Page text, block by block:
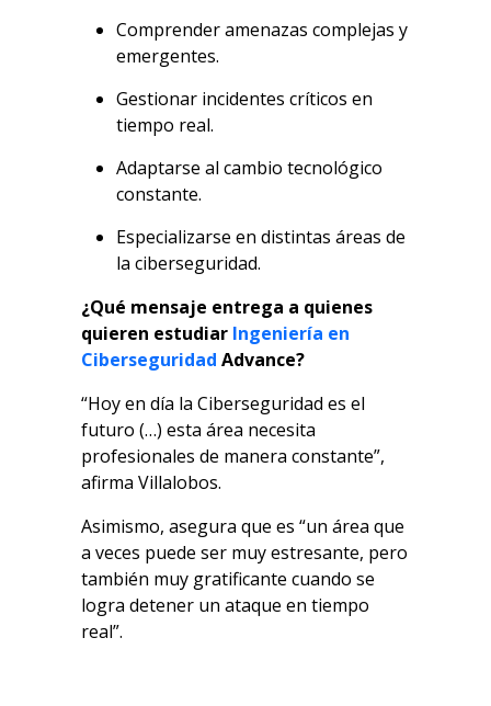
Comprender amenazas complejas y
emergentes.
Gestionar incidentes críticos en
tiempo real.
Adaptarse al cambio tecnológico
constante.
Especializarse en distintas áreas de
la ciberseguridad.
¿Qué mensaje entrega a quienes
quieren estudiar Ingeniería en
Ciberseguridad Advance?
“Hoy en día la Ciberseguridad es el
futuro (…) esta área necesita
profesionales de manera constante”,
afirma Villalobos.
Asimismo, asegura que es “un área que
a veces puede ser muy estresante, pero
también muy gratificante cuando se
logra detener un ataque en tiempo
real”.